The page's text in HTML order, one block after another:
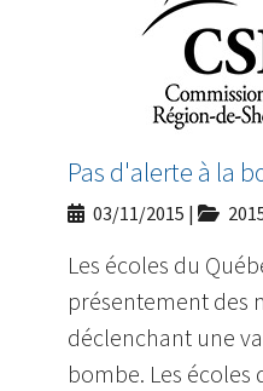
Pas d'alerte à la
03/11/2015 |
Les écoles du
présentement des
déclenchant une
bombe. Les écoles